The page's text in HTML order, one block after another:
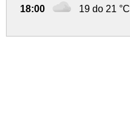
18:00 19 do 21 °C